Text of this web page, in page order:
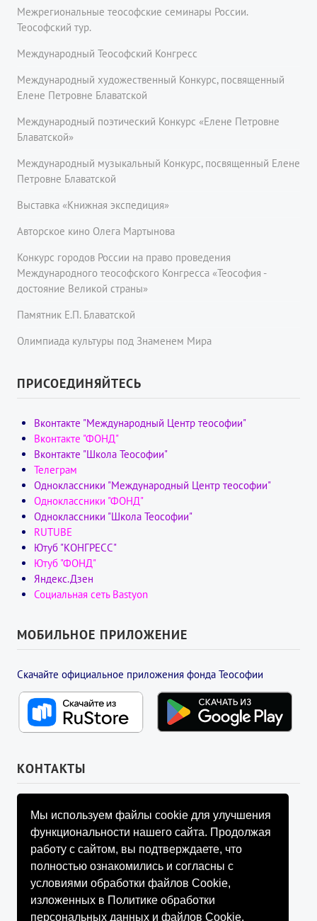
Мы используем файлы cookie для улучшения
функциональности нашего сайта. Продолжая
работу с сайтом, вы подтверждаете, что
полностью ознакомились и согласны с
условиями обработки файлов Cookie,
изложенных в Политике обработки
персональных данных и файлов Cookie.
Межрегиональные теософские семинары России.
Теософский тур.
Международный Теософский Конгресс
Международный художественный Конкурс, посвященный
Елене Петровне Блаватской
Международный поэтический Конкурс «Елене Петровне
Блаватской»
Международный музыкальный Конкурс, посвященный Елене
Петровне Блаватской
Выставка «Книжная экспедиция»
Авторское кино Олега Мартынова
Конкурс городов России на право проведения
Международного теософского Конгресса «Теософия -
достояние Великой страны»
Памятник Е.П. Блаватской
Олимпиада культуры под Знаменем Мира
ПРИСОЕДИНЯЙТЕСЬ
Вконтакте "Международный Центр теософии"
Вконтакте "ФОНД"
Вконтакте "Школа Теософии"
Телеграм
Одноклассники "Международный Центр теософии"
Одноклассники "ФОНД"
Одноклассники "Школа Теософии"
RUTUBE
Ютуб "КОНГРЕСС"
Ютуб "ФОНД"
Яндекс.Дзен
Социальная сеть Bastyon
МОБИЛЬНОЕ ПРИЛОЖЕНИЕ
Скачайте официальное приложения фонда Теософии
КОНТАКТЫ
УПРАВЛЯЮЩИЙ СОВЕТ ФОНДА
info@fondtheosophy.ru
+7 (926) 184-90-66
+7 (926) 910-92-77
+7 (962) 907-24-88